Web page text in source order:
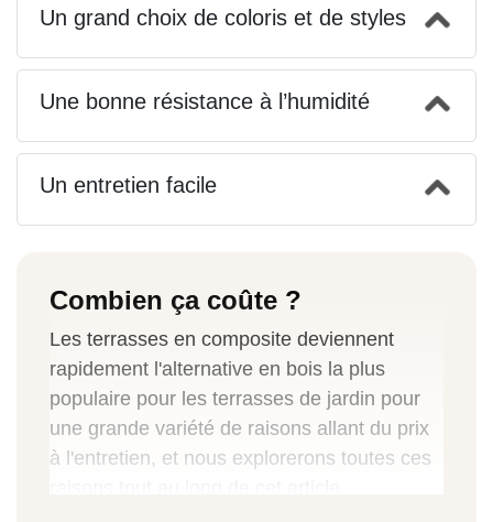
Un grand choix de coloris et de styles
Une bonne résistance à l’humidité
Un entretien facile
Combien ça coûte ?
Les terrasses en composite deviennent
rapidement l'alternative en bois la plus
populaire pour les terrasses de jardin pour
une grande variété de raisons allant du prix
à l'entretien, et nous explorerons toutes ces